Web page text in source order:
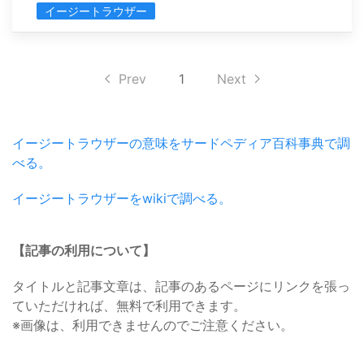
イージートラウザー
Prev 1 Next
イージートラウザーの意味をサードペディア百科事典で調
べる。
イージートラウザーをwikiで調べる。
【記事の利用について】
タイトルと記事文章は、記事のあるページにリンクを張っ
ていただければ、無料で利用できます。
※画像は、利用できませんのでご注意ください。